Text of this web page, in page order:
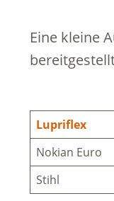
Eine kleine
Lupriflex
Nokian Euro
Stihl